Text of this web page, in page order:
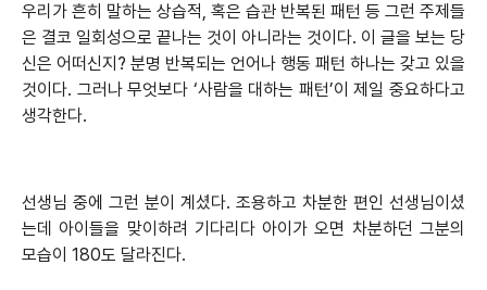
우리가 흔히 말하는 상습적, 혹은 습관 반복된 패턴 등 그런 주제들
은 결코 일회성으로 끝나는 것이 아니라는 것이다. 이 글을 보는 당
신은 어떠신지? 분명 반복되는 언어나 행동 패턴 하나는 갖고 있을
것이다. 그러나 무엇보다 ‘사람을 대하는 패턴’이 제일 중요하다고
생각한다.
선생님 중에 그런 분이 계셨다. 조용하고 차분한 편인 선생님이셨
는데 아이들을 맞이하려 기다리다 아이가 오면 차분하던 그분의
모습이 180도 달라진다.